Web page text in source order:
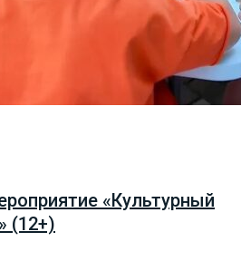
«Культурный
(12+)